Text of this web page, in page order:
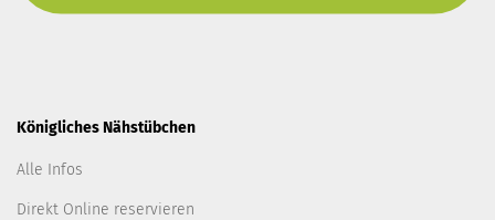
Königliches Nähstübchen
Alle Infos
Direkt Online reservieren